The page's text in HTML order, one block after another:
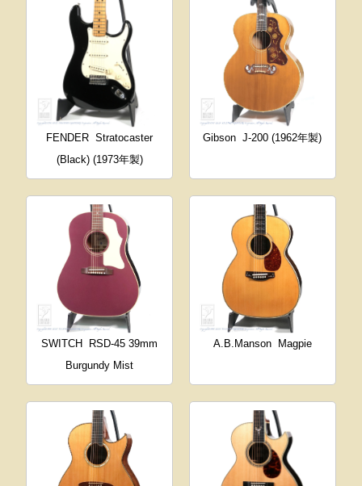
FENDER Stratocaster
(Black) (1973年製)
Gibson J-200 (1962年製)
SWITCH
RSD-45 39mm
Burgundy Mist
A.B.Manson Magpie